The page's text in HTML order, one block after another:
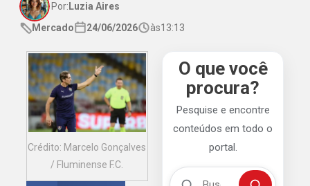
Por: Luzia Aires
Mercado
24/06/2026 às13:13
Crédito: Marcelo Gonçalves
/ Fluminense F.C.
O que você
procura?
Pesquise e encontre
conteúdos em todo o
portal.
Buscar no Mengão 360